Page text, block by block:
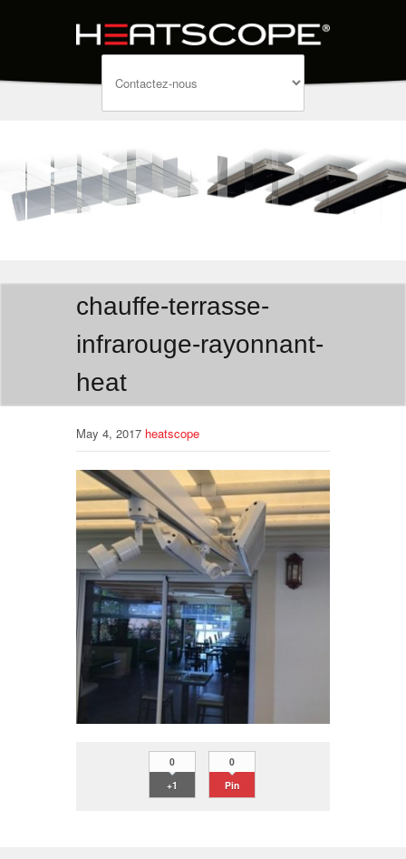
chauffe-terrasse-
infrarouge-rayonnant-
heat
May 4, 2017 heatscope
0
+1
0
Pin